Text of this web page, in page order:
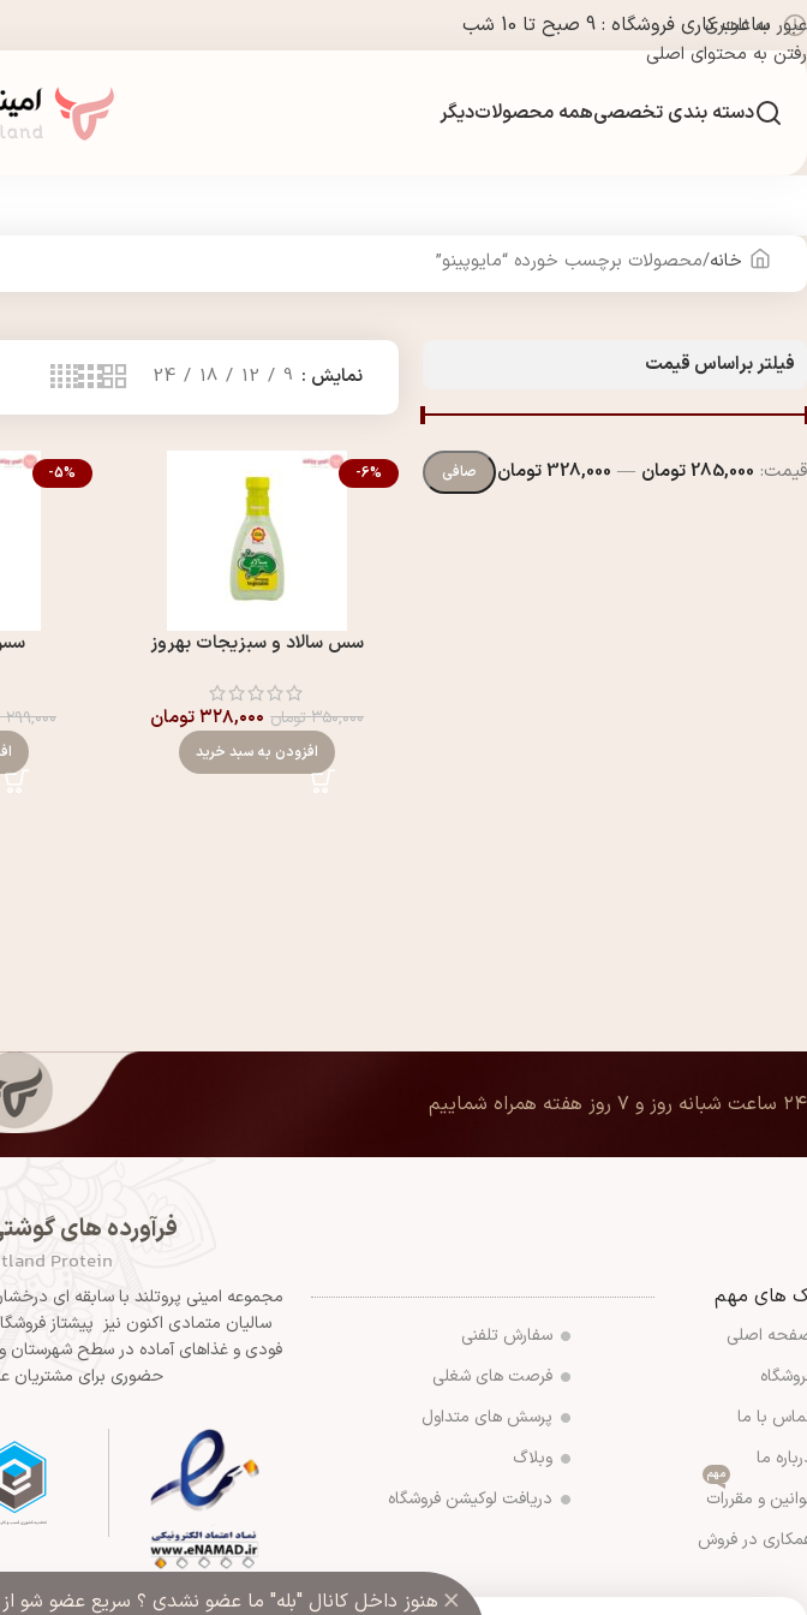
عبور به ناوبری
رفتن به محتوای اصلی
ساعت کاری فروشگاه : 9 صبح تا 10 شب
دسته بندی تخصصیهمه محصولاتدیگر
خانه محصولات برچسب خورده “مایوپینو”
فیلتر براساس قیمت
صافی قيمت: 285,000 تومان — 328,000 تومان
نمایش 9
12
18
24
-6%
سس سالاد و سبزیجات بهروز
۳۵۰,۰۰۰تومان ۳۲۸,۰۰۰تومان
افزودن به سبد خرید
-5%
سس
۲۹۹,۰۰۰
۲۴ ساعت شبانه روز و ۷ روز هفته همراه شماییم
های مهم
اصلی
با ما
ما
و مقررات
مهم
در فروش
سفارش تلفنی
فرصت های شغلی
پرسش های متداول
وبلاگ
دریافت لوکیشن فروشگاه
فرآورده های
Protein
مجموعه امینی پروتلند با سابقه ای
سالیان متمادی اکنون نیز پیشتاز
فودی و غذاهای آماده در سطح شهرستان
حضوری برای مشتریان
هنوز داخل کانال "بله" ما عضو نشدی ؟ سریع عضو شو ×